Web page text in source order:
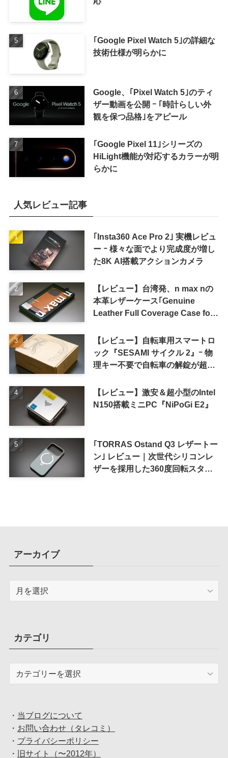
｢Google Pixel Watch 5｣の詳細な
技術仕様が明らかに
Google、｢Pixel Watch 5｣のティ
ザー動画を公開 ｰ ｢時計らしい外
観を保つ品格｣をアピール
｢Google Pixel 11｣シリーズの
HiLight機能が対応するカラーが明
らかに
人気レビュー記事
｢Insta360 Ace Pro 2｣ 実機レビュ
ー ｰ 様々な面でより完成度が増し
た8K AI搭載アクションカメラ
【レビュー】台湾発、n max nの
本革レザーケース｢Genuine
Leather Full Coverage Case for
【レビュー】自転車用スマートロ
ック『SESAMI サイクル 2』ｰ 物
理キー不要で自転車の解錠が超簡
【レビュー】激安＆超小型のIntel
N150搭載ミニPC『NiPoGi E2』
｢TORRAS Ostand Q3 レザートー
ン｣ レビュー｜次世代シリコンレ
ザーを採用した360度回転スタン
アーカイブ
ブカテゴリ
・ 当ブログについて
・ お問い合わせ（タレコミ）
・ プライバシーポリシー
・
旧サイト（〜2012年）